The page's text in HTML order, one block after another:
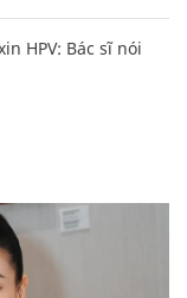
HPV: Bác sĩ nói